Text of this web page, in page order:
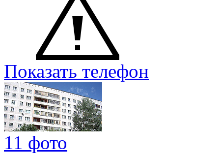
Показать телефон
11 фото